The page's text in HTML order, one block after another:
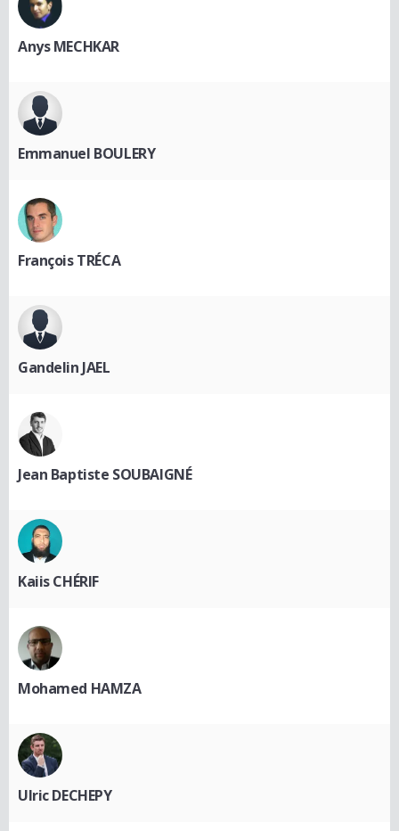
Anys MECHKAR
Emmanuel BOULERY
François TRÉCA
Gandelin JAEL
Jean Baptiste SOUBAIGNÉ
Kaiis CHÉRIF
Mohamed HAMZA
Ulric DECHEPY